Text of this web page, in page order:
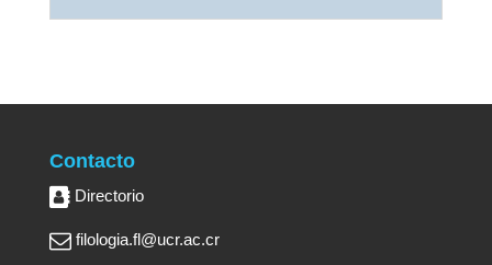
Contacto
Directorio
filologia.fl@ucr.ac.cr